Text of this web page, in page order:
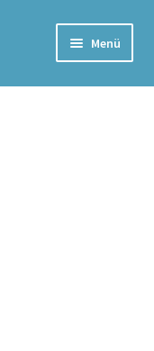
Menü